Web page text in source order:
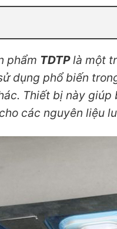
phẩm TDTPlà một
dụng phổ biến
Thiết bị này
các nguyên liệu